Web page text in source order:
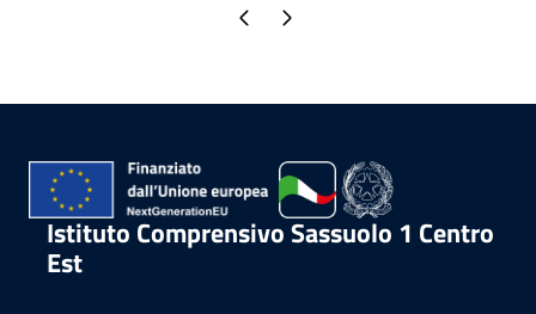
Pagina precedente
Pagina successiva
Istituto Comprensivo Sassuolo 1 Centro
Est